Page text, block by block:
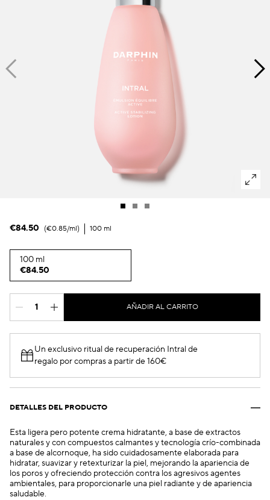
Manchas oscuras & piel irregular
€84.50 €0.85/ml 100 ml
100 ml
€84.50
AÑADIR AL CARRITO
Un exclusivo ritual de recuperación Intral de
regalo por compras a partir de 160€
DETALLES DEL PRODUCTO
Esta ligera pero potente crema hidratante, a base de extractos
naturales y con compuestos calmantes y tecnología crío-combinada
a base de alcornoque, ha sido cuidadosamente elaborada para
hidratar, suavizar y retexturizar la piel, mejorando la apariencia de
los poros y ofreciendo protección contra los agresivos agentes
ambientales, para proporcionarle una piel radiante y de apariencia
saludable.